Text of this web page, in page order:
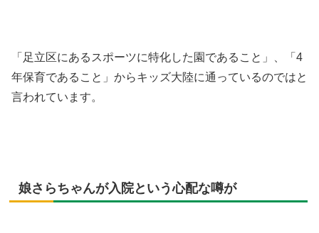
「足立区にあるスポーツに特化した園であること」、「4
年保育であること」からキッズ大陸に通っているのではと
言われています。
娘さらちゃんが入院という心配な噂が